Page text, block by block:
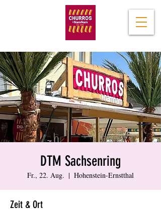
DTM Sachsenring
Fr., 22. Aug.
  |
Hohenstein-Ernstthal
Zeit & Ort